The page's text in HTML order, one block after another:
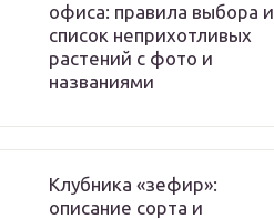
офиса: правила выбора и
список неприхотливых
растений с фото и
названиями
Клубника «зефир»:
описание сорта и